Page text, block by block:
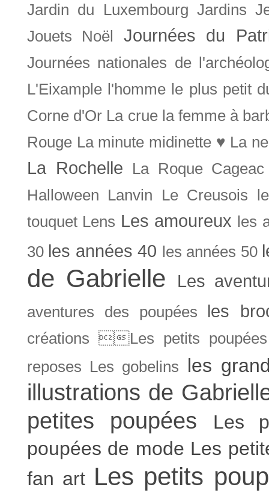
Jardin du Luxembourg Jardins
Jouets Noël
Journées du
Journées nationales de
L'Eixample l'homme le plus petit
Corne d'Or La crue la femme à
Rouge La minute midinette ♥ La
La Rochelle
La Roque Cageac
Halloween
Lanvin Le Creusois
touquet Lens Les amoureux les
30 les années 40 les années 50
de Gabrielle Les
aventures des poupées les
créations Les petits
reposes Les gobelins les
illustrations de
petites poupées
Les
poupées de mode Les
fan art Les petits